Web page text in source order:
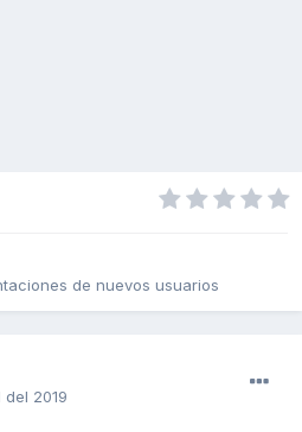
de nuevos usuarios
del 2019